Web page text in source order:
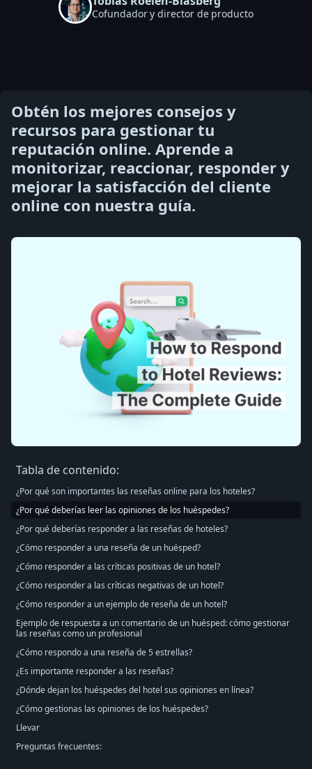
Cofundador y director de producto
Obtén los mejores consejos y
recursos para gestionar tu
reputación online. Aprende a
monitorizar, reaccionar, responder y
mejorar la satisfacción del cliente
online con nuestra guía.
Tabla de contenido:
¿Por qué son importantes las reseñas online para los hoteles?
¿Por qué deberías leer las opiniones de los huéspedes?
¿Por qué deberías responder a las reseñas de hoteles?
¿Cómo responder a una reseña de un huésped?
¿Cómo responder a las críticas positivas de un hotel?
¿Cómo responder a las críticas negativas de un hotel?
¿Cómo responder a un ejemplo de reseña de un hotel?
Ejemplo de respuesta a un comentario de un huésped: cómo gestionar
las reseñas como un profesional
¿Cómo respondo a una reseña de 5 estrellas?
¿Es importante responder a las reseñas?
¿Dónde dejan los huéspedes del hotel sus opiniones en línea?
¿Cómo gestionas las opiniones de los huéspedes?
Llevar
Preguntas frecuentes: